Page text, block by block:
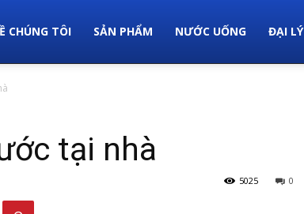
CHÚNG TÔI SẢN PHẨM NƯỚC UỐNG ĐẠI LÝ
tại nhà
0
5025